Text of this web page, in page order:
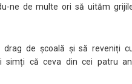
ne de multe ori să uităm
de școală și să reveniți
simți că ceva din cei patru